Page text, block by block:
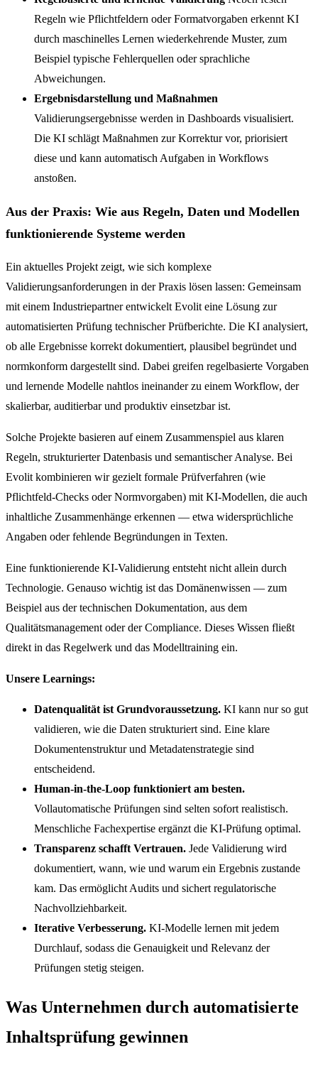
Regeln wie Pflichtfeldern oder Formatvorgaben erkennt KI
durch maschinelles Lernen wiederkehrende Muster, zum
Beispiel typische Fehlerquellen oder sprachliche
Abweichungen.
Ergebnisdarstellung und Maßnahmen
Validierungsergebnisse werden in Dashboards visualisiert.
Die KI schlägt Maßnahmen zur Korrektur vor, priorisiert
diese und kann automatisch Aufgaben in Workflows
anstoßen.
Aus der Praxis: Wie aus Regeln, Daten und Modellen
funktionierende Systeme werden
Ein aktuelles Projekt zeigt, wie sich komplexe
Validierungsanforderungen in der Praxis lösen lassen: Gemeinsam
mit einem Industriepartner entwickelt Evolit eine Lösung zur
automatisierten Prüfung technischer Prüfberichte. Die KI analysiert,
ob alle Ergebnisse korrekt dokumentiert, plausibel begründet und
normkonform dargestellt sind. Dabei greifen regelbasierte Vorgaben
und lernende Modelle nahtlos ineinander zu einem Workflow, der
skalierbar, auditierbar und produktiv einsetzbar ist.
Solche Projekte basieren auf einem Zusammenspiel aus klaren
Regeln, strukturierter Datenbasis und semantischer Analyse. Bei
Evolit kombinieren wir gezielt formale Prüfverfahren (wie
Pflichtfeld-Checks oder Normvorgaben) mit KI-Modellen, die auch
inhaltliche Zusammenhänge erkennen — etwa widersprüchliche
Angaben oder fehlende Begründungen in Texten.
Eine funktionierende KI-Validierung entsteht nicht allein durch
Technologie. Genauso wichtig ist das Domänenwissen — zum
Beispiel aus der technischen Dokumentation, aus dem
Qualitätsmanagement oder der Compliance. Dieses Wissen fließt
direkt in das Regelwerk und das Modelltraining ein.
Unsere Learnings:
Datenqualität ist Grundvoraussetzung. KI kann nur so gut
validieren, wie die Daten strukturiert sind. Eine klare
Dokumentenstruktur und Metadatenstrategie sind
entscheidend.
Human-in-the-Loop funktioniert am besten.
Vollautomatische Prüfungen sind selten sofort realistisch.
Menschliche Fachexpertise ergänzt die KI-Prüfung optimal.
Transparenz schafft Vertrauen. Jede Validierung wird
dokumentiert, wann, wie und warum ein Ergebnis zustande
kam. Das ermöglicht Audits und sichert regulatorische
Nachvollziehbarkeit.
Iterative Verbesserung. KI-Modelle lernen mit jedem
Durchlauf, sodass die Genauigkeit und Relevanz der
Prüfungen stetig steigen.
Was Unternehmen durch automatisierte
Inhaltsprüfung gewinnen